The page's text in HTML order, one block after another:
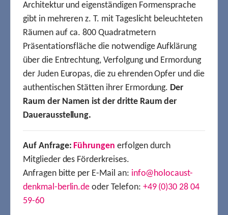
Architektur und eigenständigen Formensprache
gibt in mehreren z. T. mit Tageslicht beleuchteten
Räumen auf ca. 800 Quadratmetern
Präsentationsfläche die notwendige Aufklärung
über die Entrechtung, Verfolgung und Ermordung
der Juden Europas, die zu ehrenden Opfer und die
authentischen Stätten ihrer Ermordung. Der
Raum der Namen ist der dritte Raum der
Dauerausstellung.
Auf Anfrage: Führungen erfolgen durch
Mitglieder des Förderkreises.
Anfragen bitte per E-Mail an: info@holocaust-
denkmal-berlin.de oder Telefon: +49 (0)30 28 04
59-60